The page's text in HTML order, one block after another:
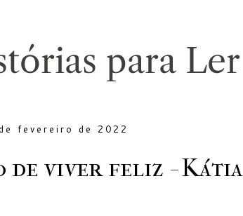
fevereiro de 2022
de viver feliz - Kátia